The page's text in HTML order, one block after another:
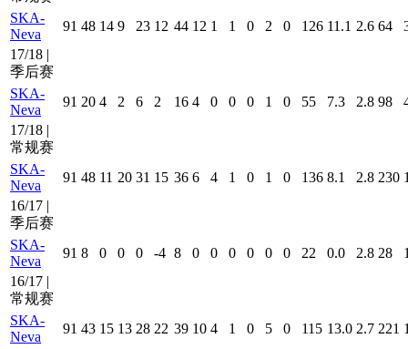
SKA-
Neva
91 48 14 9 23 12 44 12 1 1 0 2 0 126 11.1 2.6 64
17/18 |
季后赛
SKA-
Neva
91 20 4 2 6 2 16 4 0 0 0 1 0 55 7.3 2.8 98
17/18 |
常规赛
SKA-
Neva
91 48 11 20 31 15 36 6 4 1 0 1 0 136 8.1 2.8 230
16/17 |
季后赛
SKA-
Neva
91 8 0 0 0 -4 8 0 0 0 0 0 0 22 0.0 2.8 28
16/17 |
常规赛
SKA-
Neva
91 43 15 13 28 22 39 10 4 1 0 5 0 115 13.0 2.7 221